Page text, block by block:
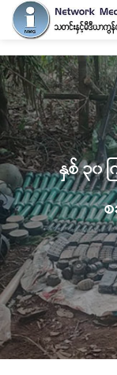
နှစ် ၃၀